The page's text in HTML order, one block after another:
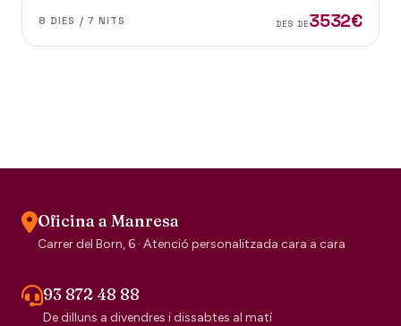
8 DIES / 7 NITS DES DE3532€
Oficina a Manresa
Carrer del Born, 6 · Atenció personalitzada cara a cara
93 872 48 88
De dilluns a divendres i dissabtes al matí